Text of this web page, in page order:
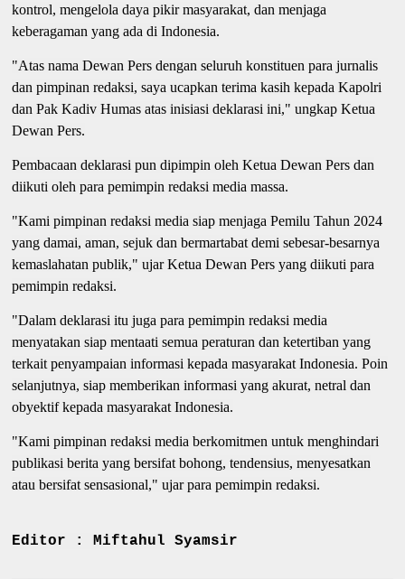
kontrol, mengelola daya pikir masyarakat, dan menjaga
keberagaman yang ada di Indonesia.
"Atas nama Dewan Pers dengan seluruh konstituen para jurnalis
dan pimpinan redaksi, saya ucapkan terima kasih kepada Kapolri
dan Pak Kadiv Humas atas inisiasi deklarasi ini," ungkap Ketua
Dewan Pers.
Pembacaan deklarasi pun dipimpin oleh Ketua Dewan Pers dan
diikuti oleh para pemimpin redaksi media massa.
"Kami pimpinan redaksi media siap menjaga Pemilu Tahun 2024
yang damai, aman, sejuk dan bermartabat demi sebesar-besarnya
kemaslahatan publik," ujar Ketua Dewan Pers yang diikuti para
pemimpin redaksi.
"Dalam deklarasi itu juga para pemimpin redaksi media
menyatakan siap mentaati semua peraturan dan ketertiban yang
terkait penyampaian informasi kepada masyarakat Indonesia. Poin
selanjutnya, siap memberikan informasi yang akurat, netral dan
obyektif kepada masyarakat Indonesia.
"Kami pimpinan redaksi media berkomitmen untuk menghindari
publikasi berita yang bersifat bohong, tendensius, menyesatkan
atau bersifat sensasional," ujar para pemimpin redaksi.
Editor : Miftahul Syamsir